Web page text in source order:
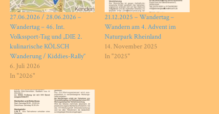
27.06.2026 / 28.06.2026 –
Wandertag – 46. Int.
Volkssport-Tag und „DIE 2.
kulinarische KÖLSCH
Wanderung / Kiddies-Rally“
6. Juli 2026
In "2026"
21.12.2025 – Wandertag –
Wandern am 4. Advent im
Naturpark Rheinland
14. November 2025
In "2025"